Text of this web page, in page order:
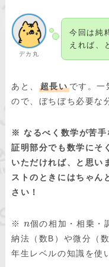
デカ丸
今回は純
えれば、
あと、 超長いです。一
ので、ぼちぼち必要な
※ なるべく数学が苦手
証明部分でも数学にそ
いただければ、と思い
ストのときにはちゃん
さい！
※n個の相加・相乗・
納法（数B）や微分（
年生レベルの知識を使